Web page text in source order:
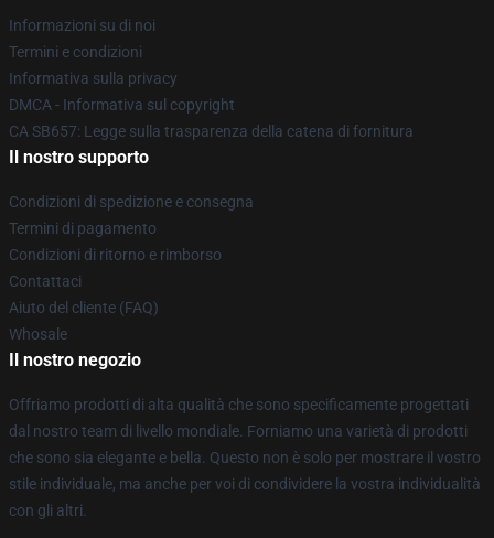
Informazioni su di noi
Termini e condizioni
Informativa sulla privacy
DMCA - Informativa sul copyright
CA SB657: Legge sulla trasparenza della catena di fornitura
Il nostro supporto
Condizioni di spedizione e consegna
Termini di pagamento
Condizioni di ritorno e rimborso
Contattaci
Aiuto del cliente (FAQ)
Whosale
Il nostro negozio
Offriamo prodotti di alta qualità che sono specificamente progettati
dal nostro team di livello mondiale. Forniamo una varietà di prodotti
che sono sia elegante e bella. Questo non è solo per mostrare il vostro
stile individuale, ma anche per voi di condividere la vostra individualità
con gli altri.